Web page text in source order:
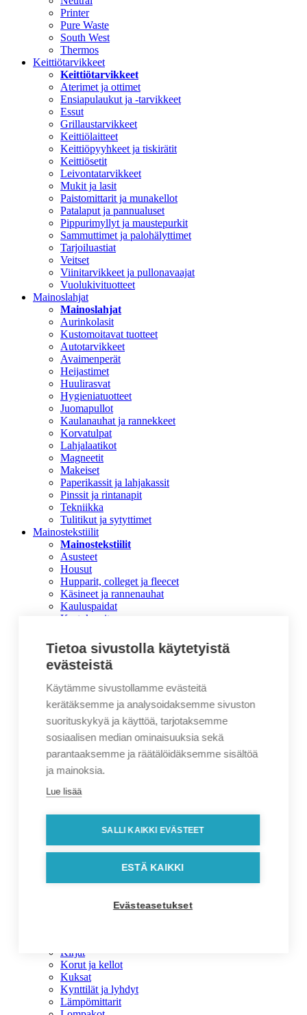
Printer
Pure Waste
South West
Thermos
Keittiötarvikkeet
Keittiötarvikkeet
Aterimet ja ottimet
Ensiapulaukut ja -tarvikkeet
Essut
Grillaustarvikkeet
Keittiölaitteet
Keittiöpyyhkeet ja tiskirätit
Keittiösetit
Leivontatarvikkeet
Mukit ja lasit
Paistomittarit ja munakellot
Patalaput ja pannualuset
Pippurimyllyt ja maustepurkit
Sammuttimet ja palohälyttimet
Tarjoiluastiat
Veitset
Viinitarvikkeet ja pullonavaajat
Vuolukivituotteet
Mainoslahjat
Mainoslahjat
Aurinkolasit
Kustomoitavat tuotteet
Autotarvikkeet
Avaimenperät
Heijastimet
Huulirasvat
Hygieniatuotteet
Juomapullot
Kaulanauhat ja rannekkeet
Korvatulpat
Lahjalaatikot
Magneetit
Makeiset
Paperikassit ja lahjakassit
Pinssit ja rintanapit
Tekniikka
Tulitikut ja sytyttimet
Mainostekstiilit
Mainostekstiilit
Asusteet
Housut
Hupparit, colleget ja fleecet
Käsineet ja rannenauhat
Kauluspaidat
Kestokassit
Pikeet
Pipot
Reput ja laukut
Takit
Työvaatteet
Outlet
Toimistotarvikkeet
Toimistotarvikkeet
Hiirimatot
Kalenterit
Käyntikorttikotelot
Muistikirjat ja muistilaput
Muut toimistotarvikkeet
Tietokonetarvikkeet
Vapaa-ajan ja kodin tuotteet
Askelmittarit ja sykemittarit
Kirjat
Korut ja kellot
Kuksat
Kynttilät ja lyhdyt
Lämpömittarit
Tietoa sivustolla käytetyistä
evästeistä
Käytämme sivustollamme evästeitä
kerätäksemme ja analysoidaksemme sivuston
suorituskykyä ja käyttöä, tarjotaksemme
sosiaalisen median ominaisuuksia sekä
parantaaksemme ja räätälöidäksemme sisältöä
ja mainoksia.
Lue lisää
SALLI KAIKKI EVÄSTEET
ESTÄ KAIKKI
Evästeasetukset